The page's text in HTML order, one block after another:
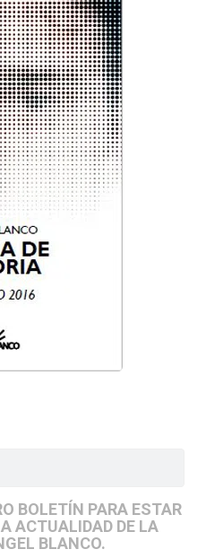
BOLETÍN PARA ESTAR
ACTUALIDAD DE LA
BLANCO.